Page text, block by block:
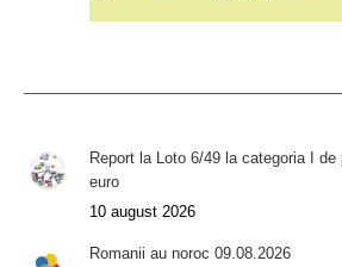
Report la Loto 6/49 la categoria I
euro
10 august 2026
Romanii au noroc 09.08.2026